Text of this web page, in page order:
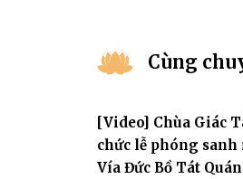
Cùng
[Video] Chùa Giác
chức lễ phóng sanh
Vía Đức Bồ Tát